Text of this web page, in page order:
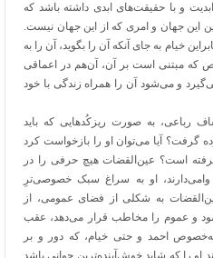
و با حقیقت‌های ابدی داشته باشد که
این جهان و امری که از این جهان نیست.
خیام به جای آنکه آن را بگوید، آن را به
که مبتنی است بر آن، آن‌هم در اعماقی
و می‌شود آن را همراه زندگی با خود
رباعی، به صورت ریزکُدهایی که باید
گرفت؟ آیا می‌توان او را بازخواست کرد
است؟ عین‌القضات هیچ حرفی را در
او به سراغ سبک خصوصی‌ترِ
به شکلی از فضای عمومی، از
و عموم را مخاطب قرار می‌دهد، عقب‌
احمد و حتی خیام، که دور و بر
او را که شاید خوش‌آینده‌ترین جوانی باشد